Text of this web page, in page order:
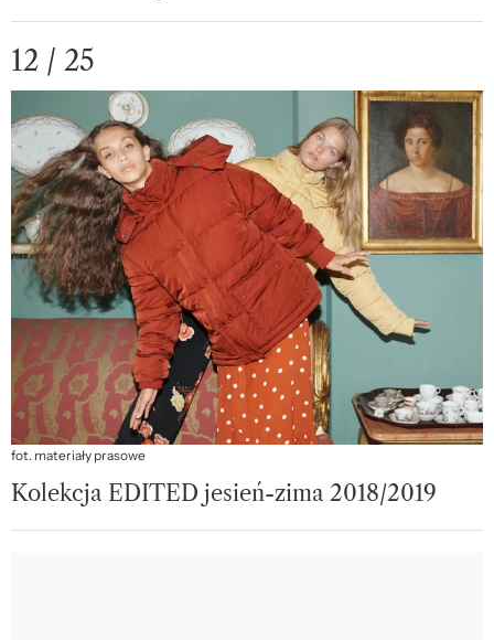
12 / 25
fot. materiały prasowe
Kolekcja EDITED jesień-zima 2018/2019